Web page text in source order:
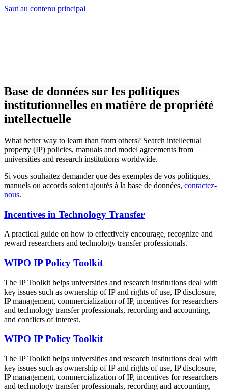
Saut au contenu principal
Base de données sur les politiques
institutionnelles en matière de propriété
intellectuelle
What better way to learn than from others? Search intellectual
property (IP) policies, manuals and model agreements from
universities and research institutions worldwide.
Si vous souhaitez demander que des exemples de vos politiques,
manuels ou accords soient ajoutés à la base de données, contactez-
nous.
Incentives in Technology Transfer
A practical guide on how to effectively encourage, recognize and
reward researchers and technology transfer professionals.
WIPO IP Policy Toolkit
The IP Toolkit helps universities and research institutions deal with
key issues such as ownership of IP and rights of use, IP disclosure,
IP management, commercialization of IP, incentives for researchers
and technology transfer professionals, recording and accounting,
and conflicts of interest.
WIPO IP Policy Toolkit
The IP Toolkit helps universities and research institutions deal with
key issues such as ownership of IP and rights of use, IP disclosure,
IP management, commercialization of IP, incentives for researchers
and technology transfer professionals, recording and accounting,